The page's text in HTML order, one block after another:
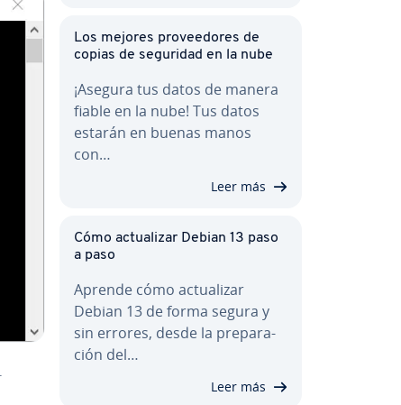
Los mejores pro­vee­do­res de
copias de seguridad en la nube
¡Asegura tus datos de manera
fiable en la nube! Tus datos
estarán en buenas manos
con…
Leer más
Cómo ac­tua­li­zar Debian 13 paso
a paso
Aprende cómo ac­tua­li­zar
Debian 13 de forma segura y
sin errores, desde la pre­pa­ra­
ción del…
Leer más